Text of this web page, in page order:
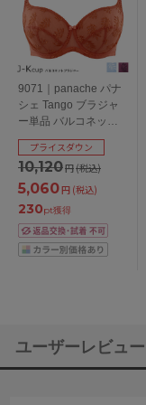
9071｜panache パナ
シェ Tango ブラジャ
ー単品 バルコネット
ブラ 全3色 J-K/65-85
10,120円(税込)
プライスダウン
5,060円 (税込)
230pt獲得
ユーザーレビュー